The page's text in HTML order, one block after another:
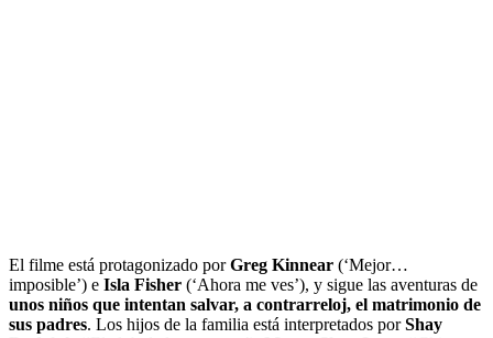
El filme está protagonizado porGreg Kinnear (‘Mejor…
imposible’) e Isla Fisher (‘Ahora me ves’), y sigue las aventuras de
unos niños que intentan salvar, a contrarreloj, el matrimonio de
sus padres. Los hijos de la familia está interpretados porShay